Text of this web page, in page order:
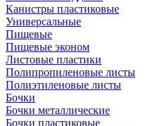
Канистры пластиковые
Универсальные
Пищевые
Пищевые эконом
Листовые пластики
Полипропиленовые листы
Полиэтиленовые листы
Бочки
Бочки металлические
Бочки пластиковые